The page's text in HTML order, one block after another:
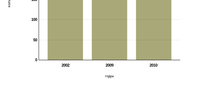
2002 2009 2010
годы
0
50
100